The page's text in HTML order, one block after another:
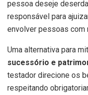
pessoa deseje
responsável para
envolver pessoas com
Uma alternativa para
sucessório e
testador direcione os
respeitando